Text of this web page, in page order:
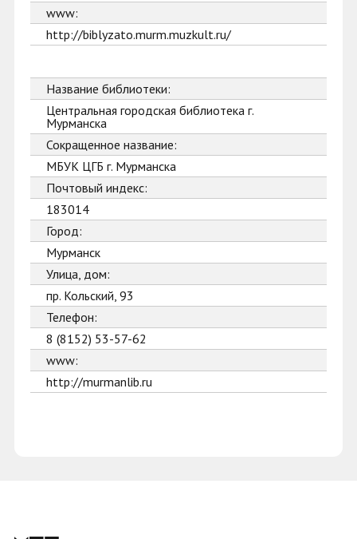
www:
http://biblyzato.murm.muzkult.ru/
Название библиотеки:
Центральная городская библиотека г.
Мурманска
Сокращенное название:
МБУК ЦГБ г. Мурманска
Почтовый индекс:
183014
Город:
Мурманск
Улица, дом:
пр. Кольский, 93
Телефон:
8 (8152) 53-57-62
www:
http://murmanlib.ru